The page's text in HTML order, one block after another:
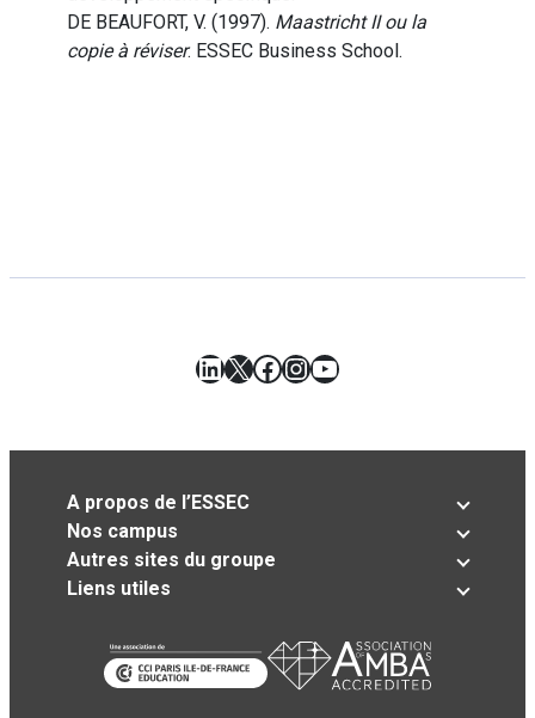
DE BEAUFORT, V. (1997). Maastricht II ou la
copie à réviser. ESSEC Business School.
LinkedIn
X Facebook
Instagram
YouTube
A propos de l’ESSEC
Nos campus
Autres sites du groupe
Liens utiles